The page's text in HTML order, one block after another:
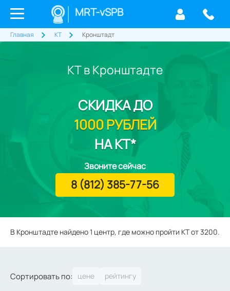
MRT-vSPB
Главная КТ Кронштадт
КТ в Кронштадте
В Кронштадте найдено 1 центр, где можно пройти КТ от 3200.
СКИДКАДО
1000 РУБЛЕЙ
НА КТ*
Звоните сейчас
8 (812) 385-77-56
Сортировать по: